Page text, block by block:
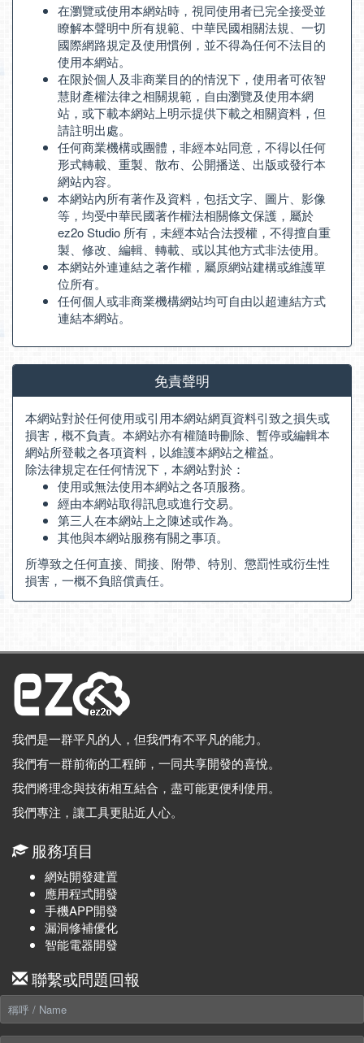
在瀏覽或使用本網站時，視同使用者已完全接受並
瞭解本聲明中所有規範、中華民國相關法規、一切
國際網路規定及使用慣例，並不得為任何不法目的
使用本網站。
在限於個人及非商業目的的情況下，使用者可依智
慧財產權法律之相關規範，自由瀏覽及使用本網
站，或下載本網站上明示提供下載之相關資料，但
請註明出處。
任何商業機構或團體，非經本站同意，不得以任何
形式轉載、重製、散布、公開播送、出版或發行本
網站內容。
本網站內所有著作及資料，包括文字、圖片、影像
等，均受中華民國著作權法相關條文保護，屬於
ez2o Studio 所有，未經本站合法授權，不得擅自重
製、修改、編輯、轉載、或以其他方式非法使用。
本網站外連連結之著作權，屬原網站建構或維護單
位所有。
任何個人或非商業機構網站均可自由以超連結方式
連結本網站。
免責聲明
本網站對於任何使用或引用本網站網頁資料引致之損失或
損害，概不負責。本網站亦有權隨時刪除、暫停或編輯本
網站所登載之各項資料，以維護本網站之權益。
除法律規定在任何情況下，本網站對於：
使用或無法使用本網站之各項服務。
經由本網站取得訊息或進行交易。
第三人在本網站上之陳述或作為。
其他與本網站服務有關之事項。
所導致之任何直接、間接、附帶、特別、懲罰性或衍生性
損害，一概不負賠償責任。
我們是一群平凡的人，但我們有不平凡的能力。
我們有一群前衛的工程師，一同共享開發的喜悅。
我們將理念與技術相互結合，盡可能更便利使用。
我們專注，讓工具更貼近人心。
服務項目
網站開發建置
應用程式開發
手機APP開發
漏洞修補優化
智能電器開發
聯繫或問題回報